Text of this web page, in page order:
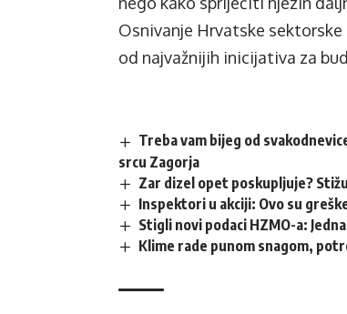
Osnivanje Hrvatske
od najvažnijih inicijativa za
Treba vam bijeg od
srcu Zagorja
Zar dizel opet poskupljuje?
Inspektori u akciji: Ovo su
Stigli novi podaci HZMO-a:
Klime rade punom snagom,